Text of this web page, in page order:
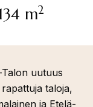
134 m2
uutuus
taloja,
ja Etelä-